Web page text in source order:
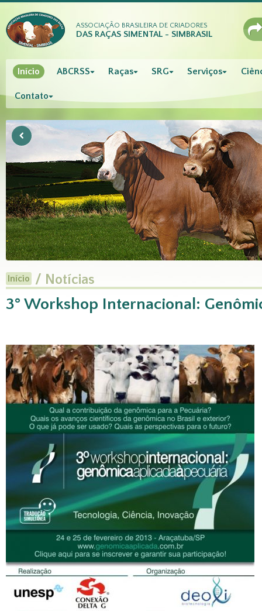
ASSOCIAÇÃO BRASILEIRA DE CRIADORES
DAS RAÇAS SIMENTAL - SIMBRASIL
Início ABCRSS Raças SRG Serviços
Contato
Início / Notícias
3° Workshop Internacional: